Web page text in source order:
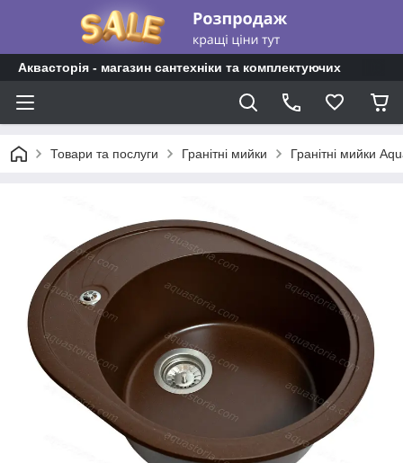
Аквасторія - магазин сантехніки та комплектуючих
Товари та послуги Гранітні мийки Гранітні мийки